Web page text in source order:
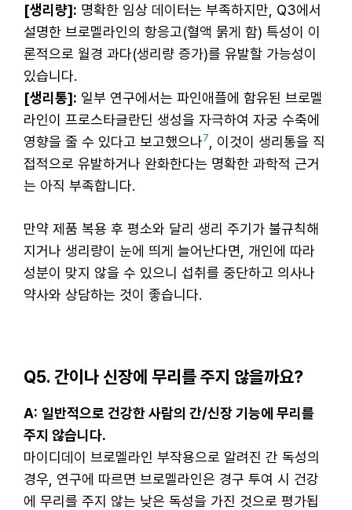
[생리량]: 명확한 임상 데이터는 부족하지만, Q3에서
설명한 브로멜라인의 항응고(혈액 묽게 함) 특성이 이
론적으로 월경 과다(생리량 증가)를 유발할 가능성이
있습니다.
[생리통]: 일부 연구에서는 파인애플에 함유된 브로멜
라인이 프로스타글란딘 생성을 자극하여 자궁 수축에
영향을 줄 수 있다고 보고했으나7
, 이것이 생리통을 직
접적으로 유발하거나 완화한다는 명확한 과학적 근거
는 아직 부족합니다.
만약 제품 복용 후 평소와 달리 생리 주기가 불규칙해
지거나 생리량이 눈에 띄게 늘어난다면, 개인에 따라
성분이 맞지 않을 수 있으니 섭취를 중단하고 의사나
약사와 상담하는 것이 좋습니다.
Q5. 간이나 신장에 무리를 주지 않을까요?
A: 일반적으로 건강한 사람의 간/신장 기능에 무리를
주지 않습니다.
마이디데이 브로멜라인 부작용으로 알려진 간 독성의
경우, 연구에 따르면 브로멜라인은 경구 투여 시 건강
에 무리를 주지 않는 낮은 독성을 가진 것으로 평가됩